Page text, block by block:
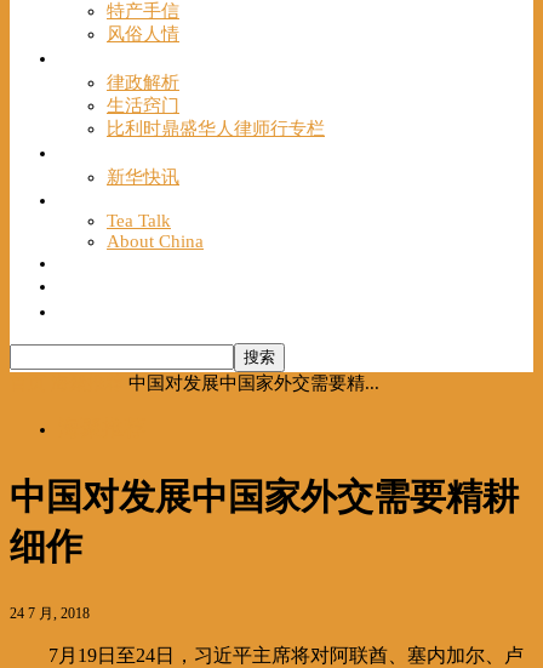
特产手信
风俗人情
律政解析
生活窍门
比利时鼎盛华人律师行专栏
新华快讯
Tea Talk
About China
中国对发展中国家外交需要精...
中国对发展中国家外交需要精耕
细作
24 7 月, 2018
7月19日至24日，习近平主席将对阿联酋、塞内加尔、卢